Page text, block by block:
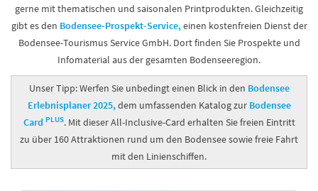
gerne mit thematischen und saisonalen Printprodukten. Gleichzeitig
gibt es den Bodensee-Prospekt-Service,einen kostenfreien Dienst der
Bodensee-Tourismus Service GmbH. Dort finden Sie Prospekte und
Infomaterial aus der gesamten Bodenseeregion.
Unser Tipp: Werfen Sie unbedingt einen Blick in den Bodensee
Erlebnisplaner 2025,dem umfassenden Katalog zur Bodensee
Card PLUS. Mit dieser All-Inclusive-Card erhalten Sie freien Eintritt
zu über 160 Attraktionen rund um den Bodensee sowie freie Fahrt
mit den Linienschiffen.